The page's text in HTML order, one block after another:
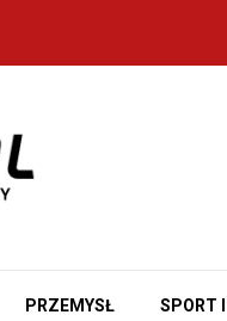
PRZEMYSŁ SPORT